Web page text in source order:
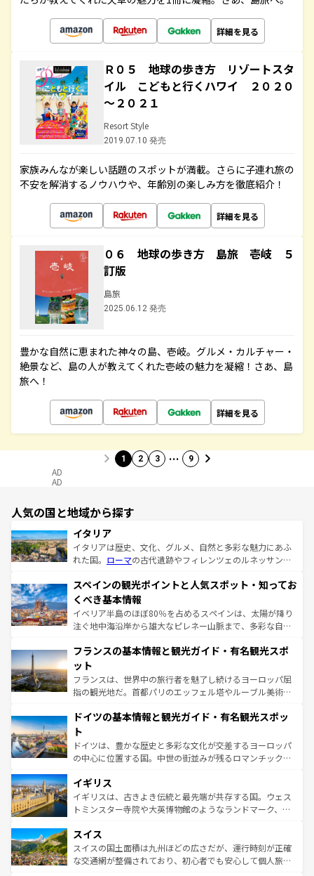
詳細を見る
Ｒ０５ 地球の歩き方 リゾートスタ
イル こどもと行くハワイ ２０２０
～２０２１
Resort Style
2019.07.10 発売
家族みんなが楽しい話題のスポットが満載。さらに子連れ旅の
不安を解消するノウハウや、年齢別の楽しみ方を徹底紹介！
詳細を見る
０６ 地球の歩き方 島旅 壱岐 ５
訂版
島旅
2025.06.12 発売
豊かな自然に恵まれた神々の島、壱岐。グルメ・カルチャー・
絶景など、島の人が教えてくれた壱岐の魅力を凝縮！さあ、島
旅へ！
詳細を見る
1 2 3 … 9
AD
AD
人気の国と地域から探す
イタリア
イタリアは歴史、文化、グルメ、自然と多彩な魅力にあふ
れた国。 ローマの古代遺跡やフィレンツェのルネッサンス
ろん、トスカーナの美しい田園風景やアマルフィ海岸の絶
景など、自然景観も見逃せない。観光の合間には、本場の
ピザやパスタなど、絶品のイタリア料理を堪能することも
できる。朝目覚めてから夜眠るまで、すべての瞬間を楽し
なお、新着のイタリア情報はコンテンツ一覧を参照してほ
しい。
スペインの観光ポイントと人気スポット・知ってお
くべき基本情報
イベリア半島のほぼ80％を占めるスペインは、太陽が降り
注ぐ地中海沿岸から雄大なピレネー山脈まで、多彩な自然
文化が根付くこの国では、情熱的なフラメンコ、熱気あふ
れる闘牛、そして美味しいタパスが生活の一部となってい
る。首都マドリードの洗練された雰囲気や、バルセロナの
アートに溢れた街角から、地方では古代ローマ遺跡や中世
せる。地方によって風土や気候が異なるスペインはその個
ンテンツ一覧 を参照してほしい。
フランスの基本情報と観光ガイド・有名観光スポ
ット
フランスは、世界中の旅行者を魅了し続けるヨーロッパ屈
指の観光地だ。首都パリのエッフェル塔やルーブル美術館
で、幅広い魅力が詰まっている。華麗な宮殿、歴史的な大
聖堂、美しいビーチ、そして豊かな自然が、訪れる者を心
から魅了する。また、フランスは美食の国としても知ら
れ、フランス料理はユネスコ無形文化遺産にも登録されて
香り高いラベンダー畑など、多彩な楽しみ方が可能だ。さ
らに、パリ以外の地域にも魅力が溢れており、どの街角に
も豊かな歴史と文化が息づいている。パリ以外の個性あふ
を参照してほしい。
ドイツの基本情報と観光ガイド・有名観光スポッ
ト
ドイツは、豊かな歴史と多彩な文化が交差するヨーロッパ
の中心に位置する国。中世の街並みが残るロマンチック街
顔を持つこの国は、どこを歩いても飽きることがない。ベ
ルリンの文化的活気、バイエルン州のアルプスの絶景、そ
してライン川沿いのワイン畑といった風景は必見。ビール
は、お酒好きな人にはぜひ体験してほしい。 なお、新着の
ドイツ情報はコンテンツ一覧を参照してほしい。
イギリス
イギリスは、古きよき伝統と最先端が共存する国。ウェス
トミンスター寺院や大英博物館のようなランドマーク、歴
リアごとに異なる魅力がある。また、優雅なアフタヌーン
ティー、ビール好きにはたまらない英国パブ、サッカー観
戦など、本場だからこそできる体験も豊富。イギリスを旅
スイス
スイスの国土面積は九州ほどの広さだが、運行時刻が正確
な交通網が整備されており、初心者でも安心して個人旅行